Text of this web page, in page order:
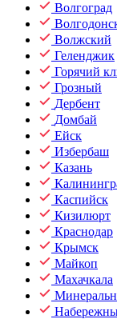
Волгоград
Волжский
Геленджик
Горячий
Грозный
Дербент
Домбай
Ейск
Избербаш
Казань
Каспийск
Кизилюрт
Краснодар
Крымск
Майкоп
Махачкала